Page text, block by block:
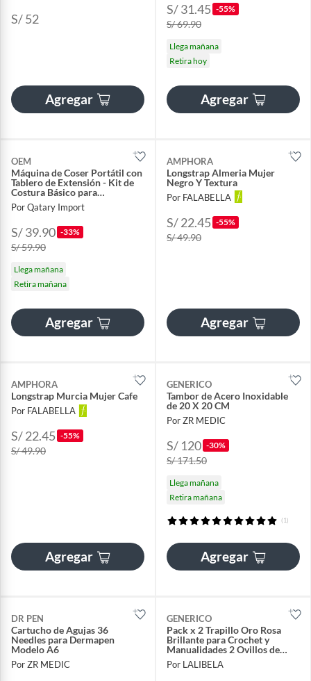
S/ 52
Agregar
S/ 31.45 -55%
S/ 69.90
Llega mañana
Retira hoy
Agregar
OEM
Máquina de Coser Portátil con
Tablero de Extensión - Kit de
Costura Básico para
Manualidades
Por Qatary Import
S/ 39.90 -33%
S/ 59.90
Llega mañana
Retira mañana
Agregar
AMPHORA
Longstrap Almeria Mujer
Negro Y Textura
Por FALABELLA
S/ 22.45 -55%
S/ 49.90
Agregar
AMPHORA
Longstrap Murcia Mujer Cafe
Por FALABELLA
S/ 22.45 -55%
S/ 49.90
Agregar
GENERICO
Tambor de Acero Inoxidable
de 20 X 20 CM
Por ZR MEDIC
S/ 120 -30%
S/ 171.50
Llega mañana
Retira mañana
(1)
Agregar
DR PEN
Cartucho de Agujas 36
Needles para Dermapen
Modelo A6
Por ZR MEDIC
GENERICO
Pack x 2 Trapillo Oro Rosa
Brillante para Crochet y
Manualidades 2 Ovillos de
100g - 45m
Por LALIBELA